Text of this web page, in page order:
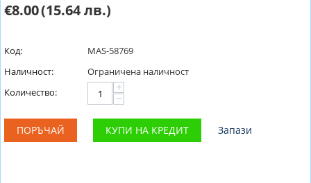
€8.00(15.64 лв.)
Код:
MAS-58769
Наличност:
Ограничена наличност
Количество:
+
−
ПОРЪЧАЙ КУПИ НА КРЕДИТ Запази